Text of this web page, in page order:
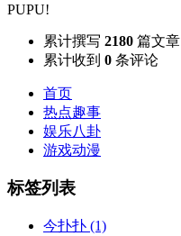
PUPU!
累计撰写 2180 篇文章
累计收到 0 条评论
首页
热点趣事
娱乐八卦
游戏动漫
标签列表
今扑扑 (1)